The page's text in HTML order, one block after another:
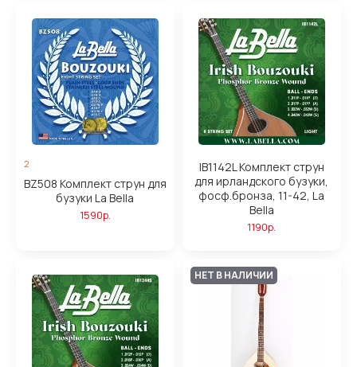
2
BZ508 Комплект струн для
бузуки La Bella
1590р.
IB1142L Комплект струн
для ирландского бузуки,
фосф.бронза, 11-42, La
Bella
1190р.
НЕТ В НАЛИЧИИ